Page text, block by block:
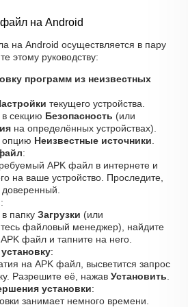
файл на Android
на Android осуществляется в пару
этому руководству:
программ из неизвестных
текущего устройства.
секцию Безопасность (или
на определённых устройствах).
опцию Неизвестные источники
:
APK файл в интернете и
на ваше устройство. Проследите,
:
папку Загрузки (или
файловый менеджер), найдите
файл и тапните на него.
:
на APK файл, высветится запрос
Разрешите её, нажав Установить
установки:
занимает немного времени.